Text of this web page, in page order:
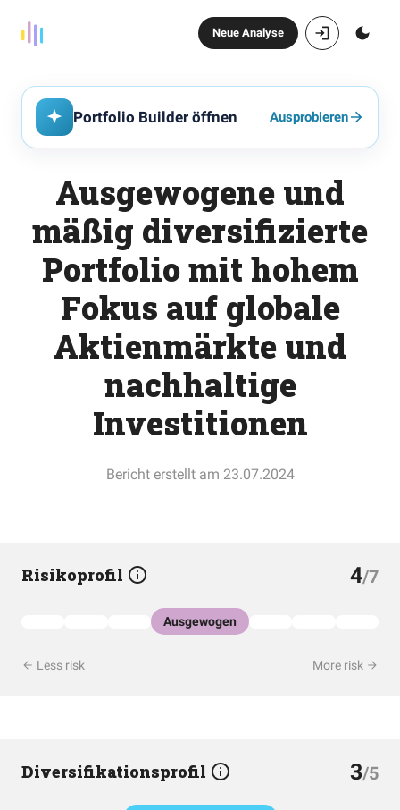
Neue Analyse
Portfolio Builder öffnen Ausprobieren
Ausgewogene und
mäßig diversifizierte
Portfolio mit hohem
Fokus auf globale
Aktienmärkte und
nachhaltige
Investitionen
Bericht erstellt am 23.07.2024
Risikoprofil 4/7
Ausgewogen
Less risk More risk
Diversifikationsprofil 3/5